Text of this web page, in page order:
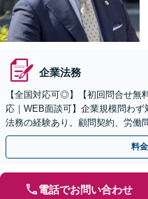
企業法務
【全国対応可◎】【初回問合せ無
応｜WEB面談可】企業規模問わ
法務の経験あり。顧問契約、労働
契約書のリーガルチェック等、サ
料
電話でお問い合わせ